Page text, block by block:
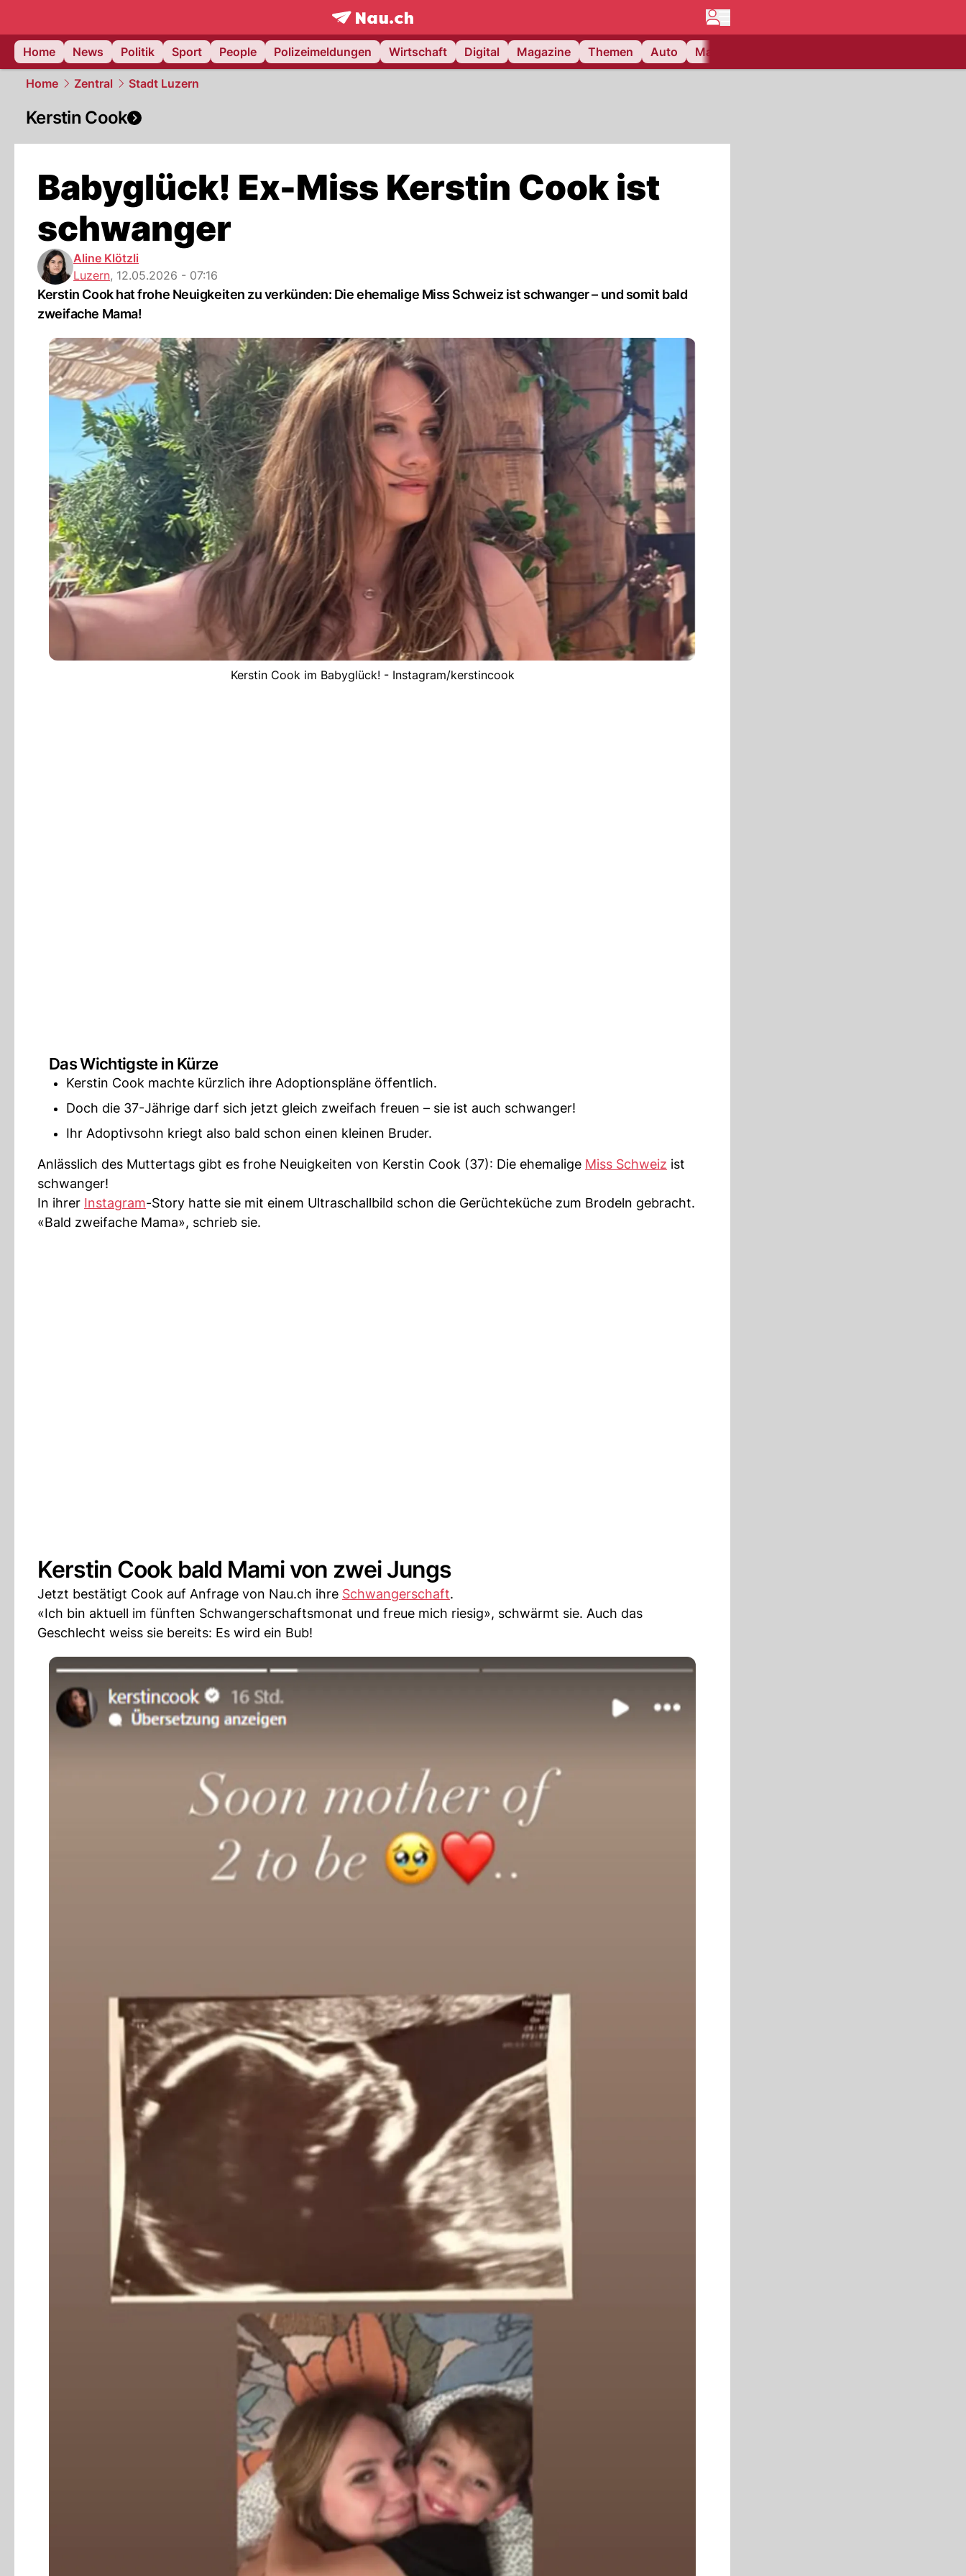
frontpage.NAU.ch
Home
News Politik Sport People Polizeimeldungen Wirtschaft Digital Magazine Themen Auto Matchcenter
Home Zentral Stadt Luzern
Kerstin Cook
Babyglück! Ex-Miss Kerstin Cook ist
schwanger
Aline Klötzli
Luzern, 12.05.2026 - 07:16
Kerstin Cook hat frohe Neuigkeiten zu verkünden: Die ehemalige Miss Schweiz ist schwanger – und somit bald
zweifache Mama!
Kerstin Cook im Babyglück! - Instagram/kerstincook
Das Wichtigste in Kürze
Kerstin Cook machte kürzlich ihre Adoptionspläne öffentlich.
Doch die 37-Jährige darf sich jetzt gleich zweifach freuen – sie ist auch schwanger!
Ihr Adoptivsohn kriegt also bald schon einen kleinen Bruder.
Anlässlich des Muttertags gibt es frohe Neuigkeiten von Kerstin Cook (37): Die ehemalige Miss Schweiz ist
schwanger!
In ihrer Instagram-Story hatte sie mit einem Ultraschallbild schon die Gerüchteküche zum Brodeln gebracht.
«Bald zweifache Mama», schrieb sie.
Kerstin Cook bald Mami von zwei Jungs
Jetzt bestätigt Cook auf Anfrage von Nau.ch ihre Schwangerschaft.
«Ich bin aktuell im fünften Schwangerschaftsmonat und freue mich riesig», schwärmt sie. Auch das
Geschlecht weiss sie bereits: Es wird ein Bub!